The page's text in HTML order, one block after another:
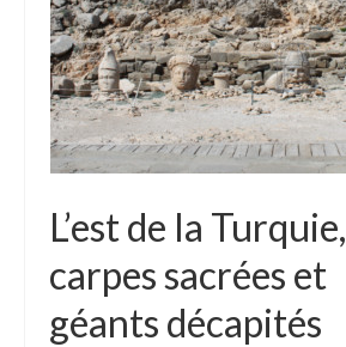
L’est de la Turquie,
carpes sacrées et
géants décapités